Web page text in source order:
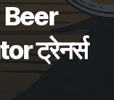
ट्रेनर्स